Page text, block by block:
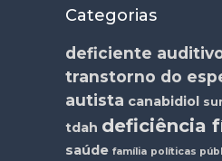
Categorias
deficiente
transtorno do
autista canabidiol
tdah deficiência
saúde família políticas